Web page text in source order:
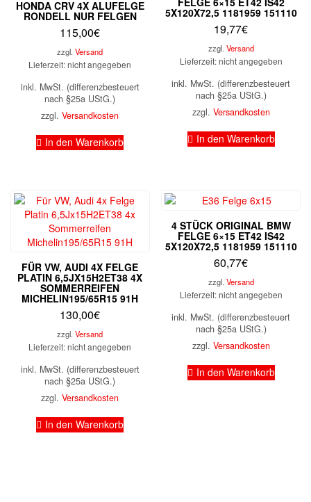
HONDA CRV 4X ALUFELGE
RONDELL NUR FELGEN
115,00€
zzgl.Versand
Lieferzeit: nicht angegeben
inkl. MwSt. (differenzbesteuert
nach §25a UStG.)
zzgl.Versandkosten
In den Warenkorb
5X120X72,5 1181959 151110
19,77€
zzgl. Versand
Lieferzeit: nicht angegeben
inkl. MwSt. (differenzbesteuert
nach §25a UStG.)
zzgl. Versandkosten
In den Warenkorb
FÜR VW, AUDI 4X FELGE
PLATIN 6,5JX15H2ET38 4X
SOMMERREIFEN
MICHELIN195/65R15 91H
130,00€
zzgl.Versand
Lieferzeit: nicht angegeben
inkl. MwSt. (differenzbesteuert
nach §25a UStG.)
zzgl.Versandkosten
In den Warenkorb
4 STÜCK ORIGINAL BMW
FELGE 6×15 ET42 IS42
5X120X72,5 1181959 151110
60,77€
zzgl. Versand
Lieferzeit: nicht angegeben
inkl. MwSt. (differenzbesteuert
nach §25a UStG.)
zzgl. Versandkosten
In den Warenkorb